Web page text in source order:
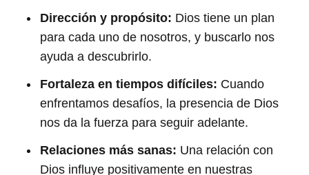
Dirección y propósito: Dios tiene un plan
para cada uno de nosotros, y buscarlo nos
ayuda a descubrirlo.
Fortaleza en tiempos difíciles: Cuando
enfrentamos desafíos, la presencia de Dios
nos da la fuerza para seguir adelante.
Relaciones más sanas: Una relación con
Dios influye positivamente en nuestras